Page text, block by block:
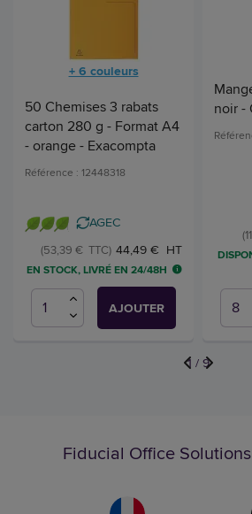
+ 6 couleurs
50 Chemises 3 rabats
carton 280 g - Format A4
- orange - Exacompta
Référence : 12448318
AGEC
44,49 € HT
(53,39 € TTC)
EN STOCK, LIVRÉ EN 24/48H
AJOUTER
noir -
1 / 9
Fiducial Office